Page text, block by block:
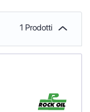
1 Prodotti